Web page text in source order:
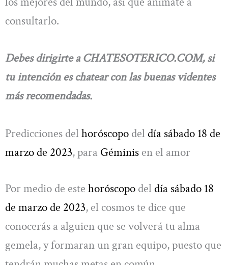
consultarlo.
Debes dirigirte a CHATESOTERICO.COM, si
tu intención es chatear con las buenas videntes
más recomendadas.
Predicciones del horóscopo del día sábado 18 de
marzode 2023, para Géminis en el amor
Por medio de este horóscopo del día sábado 18
de marzode 2023, el cosmos te dice que
conocerás a alguien que se volverá tu alma
gemela, y formaran un gran equipo, puesto que